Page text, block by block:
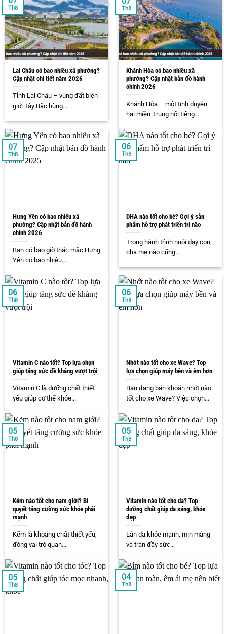
Lai Châu có bao nhiêu xã phường?
Cập nhật chi tiết năm 2026
Tỉnh Lai Châu – vùng đất biên
giới Tây Bắc hùng...
Th8
Khánh Hòa có bao nhiêu xã
phường? Cập nhật bản đồ hành
chính 2026
Khánh Hòa – một tỉnh duyên
hải miền Trung nổi tiếng...
Th8
Hưng Yên có bao nhiêu xã
phường? Cập nhật bản đồ hành
chính 2026
Bạn có bao giờ thắc mắc Hưng
Yên có bao nhiêu...
07
Th8
DHA nào tốt cho bé? Gợi ý sản
phẩm hỗ trợ phát triển trí não
Trong hành trình nuôi dạy con,
cha mẹ nào cũng...
06
Th8
Vitamin C nào tốt? Top lựa chọn
giúp tăng sức đề kháng vượt trội
Vitamin C là dưỡng chất thiết
yếu giúp cơ thể khỏe...
06
Th8
Nhớt nào tốt cho xe Wave? Top
lựa chọn giúp máy bền và êm hơn
Bạn đang băn khoăn nhớt nào
tốt cho xe Wave? Việc chọn...
06
Th8
Kẽm nào tốt cho nam giới? Bí
quyết tăng cường sức khỏe phái
mạnh
Kẽm là khoáng chất thiết yếu,
đóng vai trò quan...
05
Th8
Vitamin nào tốt cho da? Top
dưỡng chất giúp da sáng, khỏe
đẹp
Làn da khỏe mạnh, mịn màng
và tràn đầy sức...
05
Th8
05
Th8
04
Th8